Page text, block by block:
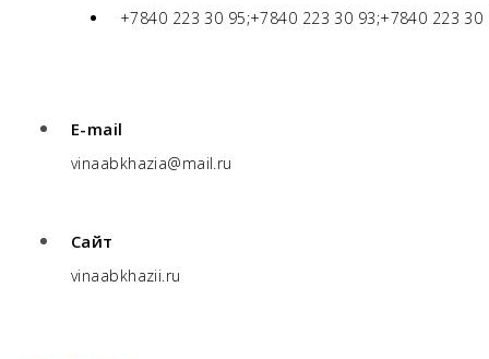
+7840 223 30 95;+7840 223 30 93;+7840 223 30
E-mail
vinaabkhazia@mail.ru
Сайт
vinaabkhazii.ru